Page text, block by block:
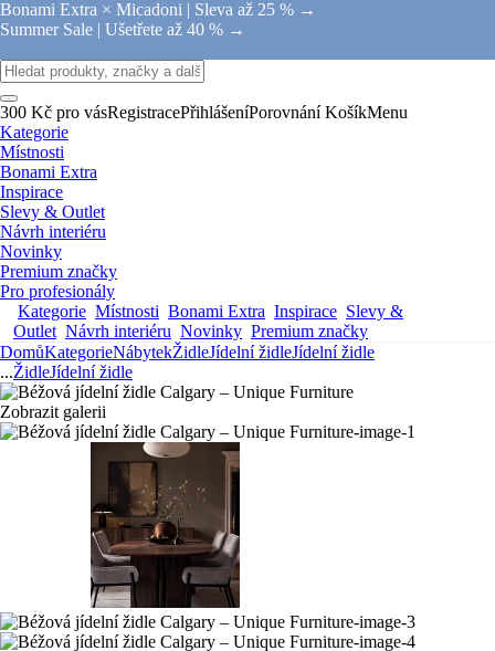
Bonami Extra × Micadoni | Sleva až 25 % →
Summer Sale | Ušetřete až 40 % →
300 Kč pro vásRegistracePřihlášeníPorovnání KošíkMenu
Kategorie
Místnosti
Bonami Extra
Inspirace
Slevy & Outlet
Návrh interiéru
Novinky
Premium značky
Pro profesionály
Kategorie Místnosti Bonami Extra Inspirace Slevy &
Outlet Návrh interiéru Novinky Premium značky
DomůKategorieNábytekŽidleJídelní židleJídelní židle
...ŽidleJídelní židle
Zobrazit galerii